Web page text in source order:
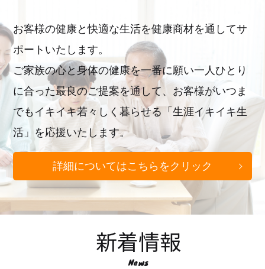
お客様の健康と快適な生活を健康商材を通してサ
ポートいたします。
ご家族の心と身体の健康を一番に願い一人ひとり
に合った最良のご提案を通して、お客様がいつま
でもイキイキ若々しく暮らせる「生涯イキイキ生
活」を応援いたします。
詳細についてはこちらをクリック
新着情報
News